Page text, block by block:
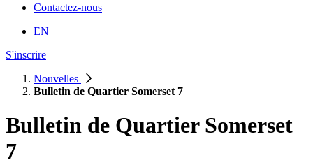
Contactez-nous
EN
S'inscrire
Nouvelles
Bulletin de Quartier Somerset 7
Bulletin de Quartier Somerset
7